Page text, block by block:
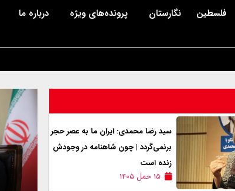
فلسطین نگارستان پرونده‌های ویژه درباره ما
سید رضا محمدی: ایران ما به عصر حجر
برنمی‌گردد | چون شاهنامه در وجودش
زنده است
۱۵ حمل ۱۴۰۵